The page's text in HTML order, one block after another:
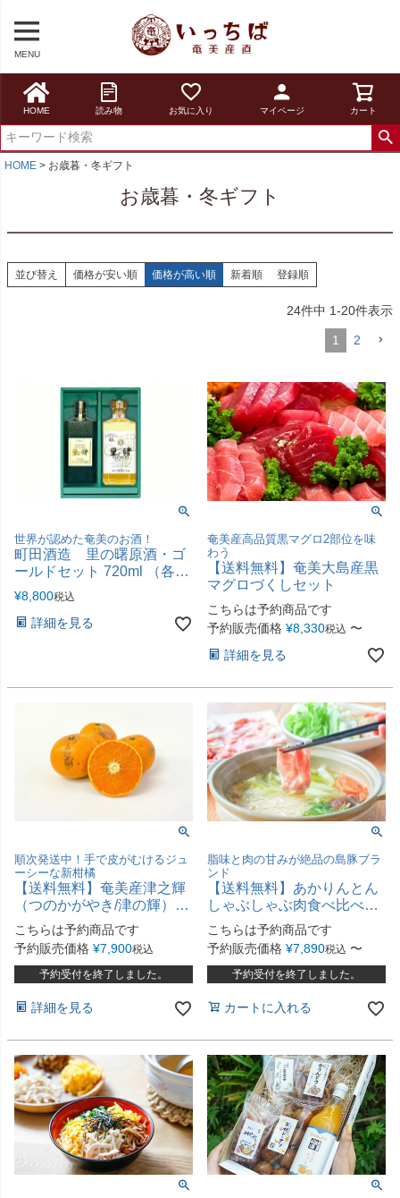
MENU
HOME 読み物 お気に入り マイページ カート
HOME お歳暮・冬ギフト
お歳暮・冬ギフト
並び替え 価格が安い順 価格が高い順 新着順 登録順
24件中 1-20件表示
1 2
世界が認めた奄美のお酒！
町田酒造 里の曙原酒・ゴ
ールドセット 720ml （各43
度）
¥8,800税込
詳細を見る
奄美産高品質黒マグロ2部位を味
わう
【送料無料】奄美大島産黒
マグロづくしセット
こちらは予約商品です
予約販売価格 ¥8,330税込 〜
詳細を見る
順次発送中！手で皮がむけるジュ
ーシーな新柑橘
【送料無料】奄美産津之輝
（つのかがやき/津の輝）家
庭用約5kg
こちらは予約商品です
予約販売価格 ¥7,900税込
予約受付を終了しました。
詳細を見る
脂味と肉の甘みが絶品の島豚ブラ
ンド
【送料無料】あかりんとん
しゃぶしゃぶ肉食べ比べセ
ット
こちらは予約商品です
予約販売価格 ¥7,890税込 〜
予約受付を終了しました。
カートに入れる